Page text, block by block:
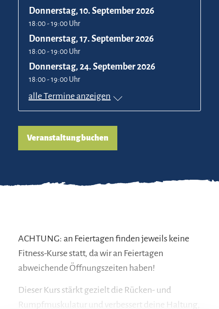
Donnerstag, 10. September 2026
18:00 - 19:00 Uhr
Donnerstag, 17. September 2026
18:00 - 19:00 Uhr
Donnerstag, 24. September 2026
18:00 - 19:00 Uhr
alle Termine anzeigen
Veranstaltung buchen
ACHTUNG: an Feiertagen finden jeweils keine
Fitness-Kurse statt, da wir an Feiertagen
abweichende Öffnungszeiten haben!
Dieser Kurs stärkt gezielt die Rücken- und
Rumpfmuskulatur und verbessert deine Haltung,